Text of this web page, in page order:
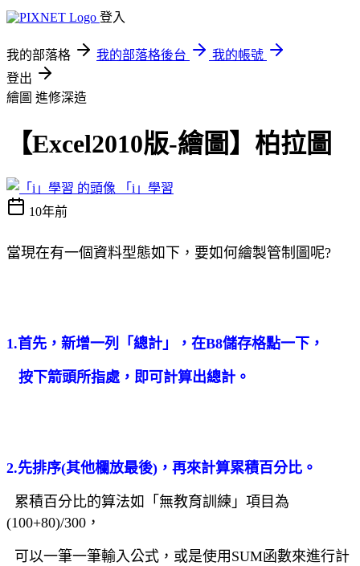
登入
我的部落格 我的部落格後台
我的帳號
登出
繪圖 進修深造
【Excel2010版-繪圖】柏拉圖
「i」學習
10年前
當現在有一個資料型態如下，要如何繪製管制圖呢?
1.首先，新增一列「總計」，在B8儲存格點一下，
按下箭頭所指處，即可計算出總計。
2.先排序(其他欄放最後) ，再來計算累積百分比。
累積百分比的算法如「無教育訓練」項目為
(100+80)/300，
可以一筆一筆輸入公式，或是使用SUM函數來進行計